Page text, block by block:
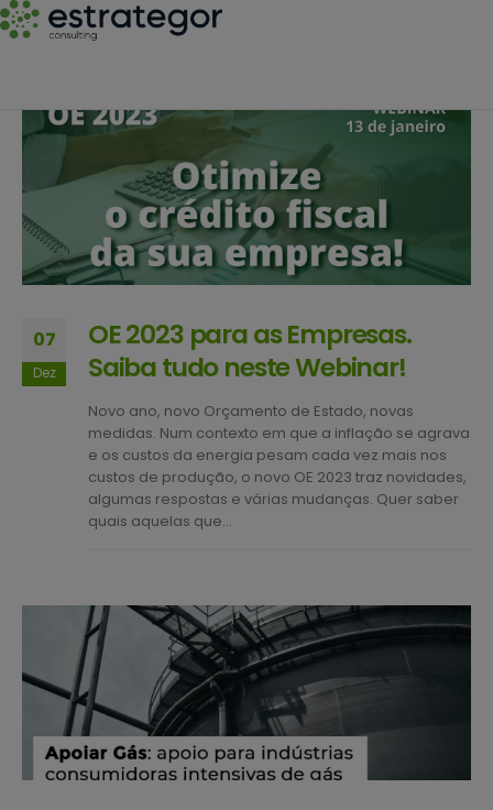
07
Dez
OE 2023 para as Empresas.
Saiba tudo neste Webinar!
Novo ano, novo Orçamento de Estado, novas
medidas. Num contexto em que a inflação se agrava
e os custos da energia pesam cada vez mais nos
custos de produção, o novo OE 2023 traz novidades,
algumas respostas e várias mudanças. Quer saber
quais aquelas que...